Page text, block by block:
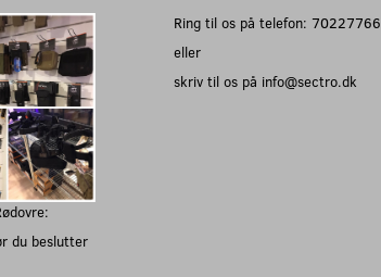
du beslutter
Ring til os på telefon: 70227766
eller
skriv til os på info@sectro.dk